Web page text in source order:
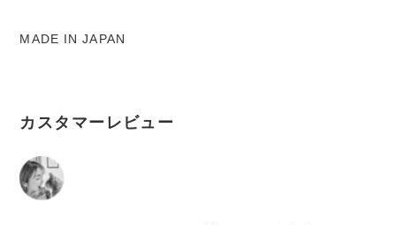
MADE IN JAPAN
カスタマーレビュー